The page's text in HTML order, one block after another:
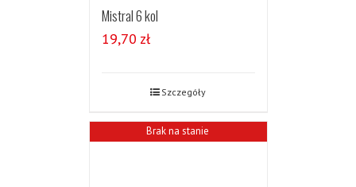
Mistral 6 kol
19,70 zł
Szczegóły
Brak na stanie